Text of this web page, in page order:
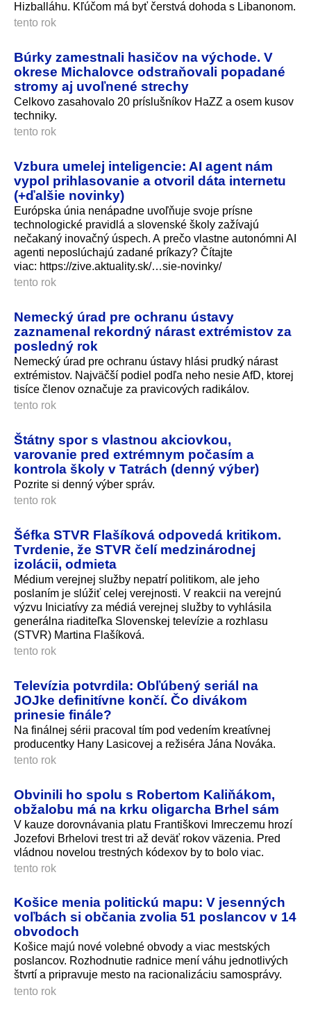
Hizballáhu. Kľúčom má byť čerstvá dohoda s Libanonom.
tento rok
Búrky zamestnali hasičov na východe. V
okrese Michalovce odstraňovali popadané
stromy aj uvoľnené strechy
Celkovo zasahovalo 20 príslušníkov HaZZ a osem kusov
techniky.
tento rok
Vzbura umelej inteligencie: AI agent nám
vypol prihlasovanie a otvoril dáta internetu
(+ďalšie novinky)
Európska únia nenápadne uvoľňuje svoje prísne
technologické pravidlá a slovenské školy zažívajú
nečakaný inovačný úspech. A prečo vlastne autonómni AI
agenti neposlúchajú zadané príkazy? Čítajte
viac: https://zive.aktuality.sk/…sie-novinky/
tento rok
Nemecký úrad pre ochranu ústavy
zaznamenal rekordný nárast extrémistov za
posledný rok
Nemecký úrad pre ochranu ústavy hlási prudký nárast
extrémistov. Najväčší podiel podľa neho nesie AfD, ktorej
tisíce členov označuje za pravicových radikálov.
tento rok
Štátny spor s vlastnou akciovkou,
varovanie pred extrémnym počasím a
kontrola školy v Tatrách (denný výber)
Pozrite si denný výber správ.
tento rok
Šéfka STVR Flašíková odpovedá kritikom.
Tvrdenie, že STVR čelí medzinárodnej
izolácii, odmieta
Médium verejnej služby nepatrí politikom, ale jeho
poslaním je slúžiť celej verejnosti. V reakcii na verejnú
výzvu Iniciatívy za médiá verejnej služby to vyhlásila
generálna riaditeľka Slovenskej televízie a rozhlasu
(STVR) Martina Flašíková.
tento rok
Televízia potvrdila: Obľúbený seriál na
JOJke definitívne končí. Čo divákom
prinesie finále?
Na finálnej sérii pracoval tím pod vedením kreatívnej
producentky Hany Lasicovej a režiséra Jána Nováka.
tento rok
Obvinili ho spolu s Robertom Kaliňákom,
obžalobu má na krku oligarcha Brhel sám
V kauze dorovnávania platu Františkovi Imreczemu hrozí
Jozefovi Brhelovi trest tri až deväť rokov väzenia. Pred
vládnou novelou trestných kódexov by to bolo viac.
tento rok
Košice menia politickú mapu: V jesenných
voľbách si občania zvolia 51 poslancov v 14
obvodoch
Košice majú nové volebné obvody a viac mestských
poslancov. Rozhodnutie radnice mení váhu jednotlivých
štvrtí a pripravuje mesto na racionalizáciu samosprávy.
tento rok